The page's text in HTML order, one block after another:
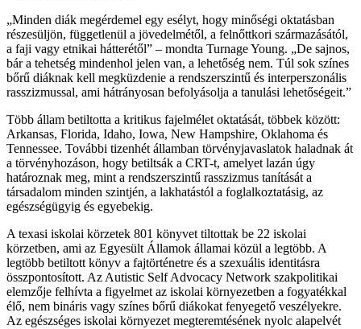
„Minden diák megérdemel egy esélyt, hogy minőségi oktatásban
részesüljön, függetlenül a jövedelmétől, a felnőttkori származásától,
a faji vagy etnikai hátterétől” – mondta Turnage Young. „De sajnos,
bár a tehetség mindenhol jelen van, a lehetőség nem. Túl sok színes
bőrű diáknak kell megküzdenie a rendszerszintű és interperszonális
rasszizmussal, ami hátrányosan befolyásolja a tanulási lehetőségeit.”
Több állam betiltotta a kritikus fajelmélet oktatását, többek között:
Arkansas, Florida, Idaho, Iowa, New Hampshire, Oklahoma és
Tennessee. További tizenhét államban törvényjavaslatok haladnak át
a törvényhozáson, hogy betiltsák a CRT-t, amelyet lazán úgy
határoznak meg, mint a rendszerszintű rasszizmus tanítását a
társadalom minden szintjén, a lakhatástól a foglalkoztatásig, az
egészségügyig és egyebekig.
A texasi iskolai körzetek 801 könyvet tiltottak be 22 iskolai
körzetben, ami az Egyesült Államok államai közül a legtöbb. A
legtöbb betiltott könyv a fajtörténetre és a szexuális identitásra
összpontosított. Az Autistic Self Advocacy Network szakpolitikai
elemzője felhívta a figyelmet az iskolai környezetben a fogyatékkal
élő, nem bináris vagy színes bőrű diákokat fenyegető veszélyekre.
Az egészséges iskolai környezet megteremtésének nyolc alapelvét